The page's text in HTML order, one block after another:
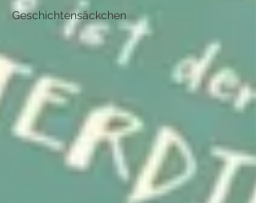
Geschichtensäckchen